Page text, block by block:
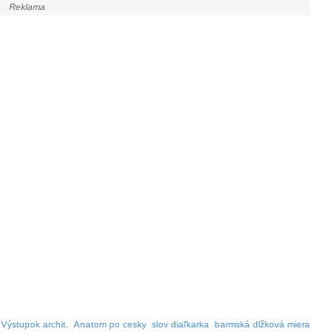
Výstupok archit. Anatom po cesky slov diaľkarka barmská dlžková miera